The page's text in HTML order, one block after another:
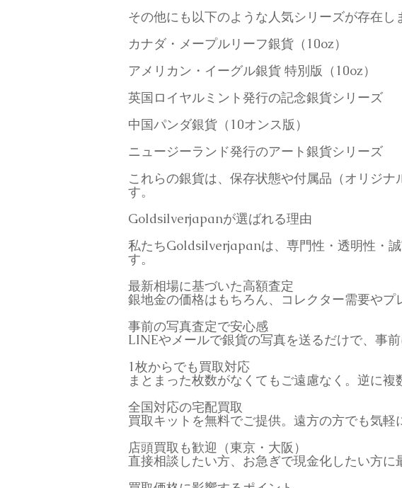
その他にも以下のような人気シリーズが存在し
カナダ・メープルリーフ銀貨（10oz）
アメリカン・イーグル銀貨 特別版（10oz）
英国ロイヤルミント発行の記念銀貨シリーズ
中国パンダ銀貨（10オンス版）
ニュージーランド発行のアート銀貨シリーズ
これらの銀貨は、保存状態や付属品（オリジ
す。
Goldsilverjapanが選ばれる理由
私たちGoldsilverjapanは、専門性・透明性・
す。
最新相場に基づいた高額査定
銀地金の価格はもちろん、コレクター需要やプ
事前の写真査定で安心感
LINEやメールで銀貨の写真を送るだけで、事
1枚からでも買取対応
まとまった枚数がなくてもご遠慮なく。逆に複
全国対応の宅配買取
買取キットを無料でご提供。遠方の方でも気軽
店頭買取も歓迎（東京・大阪）
直接相談したい方、お急ぎで現金化したい方に